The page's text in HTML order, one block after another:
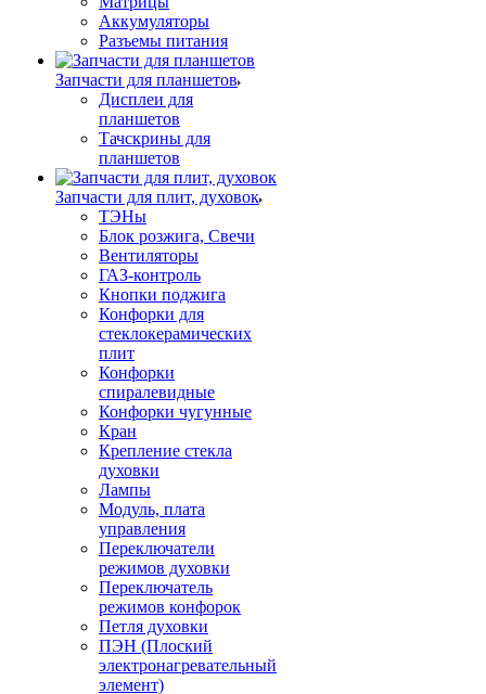
Аккумуляторы
Разъемы питания
Запчасти для планшетов
Дисплеи для
планшетов
Тачскрины для
планшетов
Запчасти для плит, духовок
ТЭНы
Блок розжига, Свечи
Вентиляторы
ГАЗ-контроль
Кнопки поджига
Конфорки для
стеклокерамических
плит
Конфорки
спиралевидные
Конфорки чугунные
Кран
Крепление стекла
духовки
Лампы
Модуль, плата
управления
Переключатели
режимов духовки
Переключатель
режимов конфорок
Петля духовки
ПЭН (Плоский
электронагревательный
элемент)